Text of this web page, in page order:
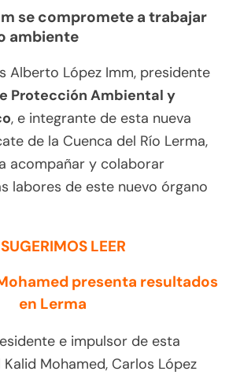
se compromete a trabajar
ambiente
Alberto López Imm, presidente
Protección Ambiental y
, e integrante de esta nueva
de la Cuenca del Río Lerma,
acompañar y colaborar
labores de este nuevo órgano
LEER
presenta resultados
en Lerma
e impulsor de esta
Mohamed, Carlos López